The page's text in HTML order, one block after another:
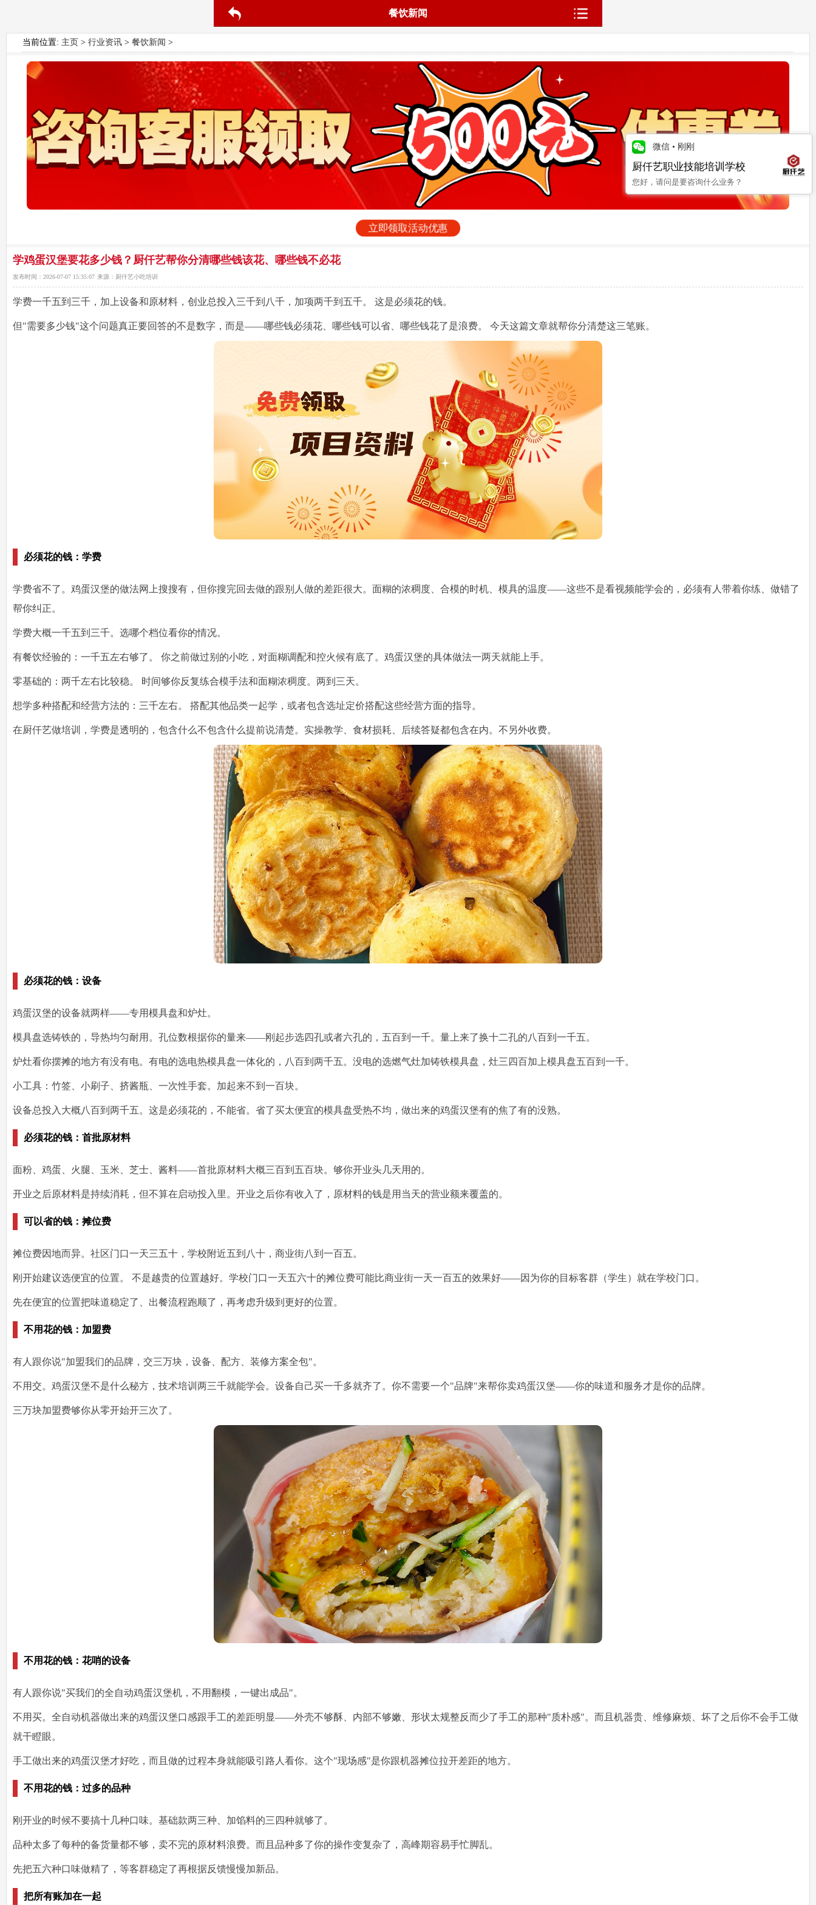
餐饮新闻
当前位置: 主页 >行业资讯 >餐饮新闻 >
立即领取活动优惠
学鸡蛋汉堡要花多少钱？厨仟艺帮你分清哪些钱该花、哪些钱不必花
发布时间： 2026-07-07 15:35:07 来源： 厨仟艺小吃培训
学费一千五到三千，加上设备和原材料，创业总投入三千到八千，加项两千到五千。 这是必须花的钱。
但"需要多少钱"这个问题真正要回答的不是数字，而是——哪些钱必须花、哪些钱可以省、哪些钱花了是浪费。 今天这篇文章就帮你分清楚这三笔账。
必须花的钱：学费
学费省不了。鸡蛋汉堡的做法网上搜搜有，但你搜完回去做的跟别人做的差距很大。面糊的浓稠度、合模的时机、模具的温度——这些不是看视频能学会的，必须有人带着你练、做错了
帮你纠正。
学费大概一千五到三千。选哪个档位看你的情况。
有餐饮经验的：一千五左右够了。 你之前做过别的小吃，对面糊调配和控火候有底了。鸡蛋汉堡的具体做法一两天就能上手。
零基础的：两千左右比较稳。 时间够你反复练合模手法和面糊浓稠度。两到三天。
想学多种搭配和经营方法的：三千左右。 搭配其他品类一起学，或者包含选址定价搭配这些经营方面的指导。
在厨仟艺做培训，学费是透明的，包含什么不包含什么提前说清楚。实操教学、食材损耗、后续答疑都包含在内。不另外收费。
必须花的钱：设备
鸡蛋汉堡的设备就两样——专用模具盘和炉灶。
模具盘选铸铁的，导热均匀耐用。孔位数根据你的量来——刚起步选四孔或者六孔的，五百到一千。量上来了换十二孔的八百到一千五。
炉灶看你摆摊的地方有没有电。有电的选电热模具盘一体化的，八百到两千五。没电的选燃气灶加铸铁模具盘，灶三四百加上模具盘五百到一千。
小工具：竹签、小刷子、挤酱瓶、一次性手套。加起来不到一百块。
设备总投入大概八百到两千五。这是必须花的，不能省。省了买太便宜的模具盘受热不均，做出来的鸡蛋汉堡有的焦了有的没熟。
必须花的钱：首批原材料
面粉、鸡蛋、火腿、玉米、芝士、酱料——首批原材料大概三百到五百块。够你开业头几天用的。
开业之后原材料是持续消耗，但不算在启动投入里。开业之后你有收入了，原材料的钱是用当天的营业额来覆盖的。
可以省的钱：摊位费
摊位费因地而异。社区门口一天三五十，学校附近五到八十，商业街八到一百五。
刚开始建议选便宜的位置。 不是越贵的位置越好。学校门口一天五六十的摊位费可能比商业街一天一百五的效果好——因为你的目标客群（学生）就在学校门口。
先在便宜的位置把味道稳定了、出餐流程跑顺了，再考虑升级到更好的位置。
不用花的钱：加盟费
有人跟你说"加盟我们的品牌，交三万块，设备、配方、装修方案全包"。
不用交。鸡蛋汉堡不是什么秘方，技术培训两三千就能学会。设备自己买一千多就齐了。你不需要一个"品牌"来帮你卖鸡蛋汉堡——你的味道和服务才是你的品牌。
三万块加盟费够你从零开始开三次了。
不用花的钱：花哨的设备
有人跟你说"买我们的全自动鸡蛋汉堡机，不用翻模，一键出成品"。
不用买。全自动机器做出来的鸡蛋汉堡口感跟手工的差距明显——外壳不够酥、内部不够嫩、形状太规整反而少了手工的那种"质朴感"。而且机器贵、维修麻烦、坏了之后你不会手工做
就干瞪眼。
手工做出来的鸡蛋汉堡才好吃，而且做的过程本身就能吸引路人看你。这个"现场感"是你跟机器摊位拉开差距的地方。
不用花的钱：过多的品种
刚开业的时候不要搞十几种口味。基础款两三种、加馅料的三四种就够了。
品种太多了每种的备货量都不够，卖不完的原材料浪费。而且品种多了你的操作变复杂了，高峰期容易手忙脚乱。
先把五六种口味做精了，等客群稳定了再根据反馈慢慢加新品。
把所有账加在一起
微信 • 刚刚
厨仟艺职业技能培训学校
您好，请问是要咨询什么业务？